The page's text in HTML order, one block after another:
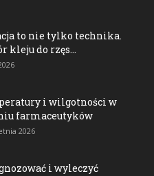
to nie tylko technika.
kleju do rzęs...
i wilgotności w
farmaceutyków
2026
i wyleczyć